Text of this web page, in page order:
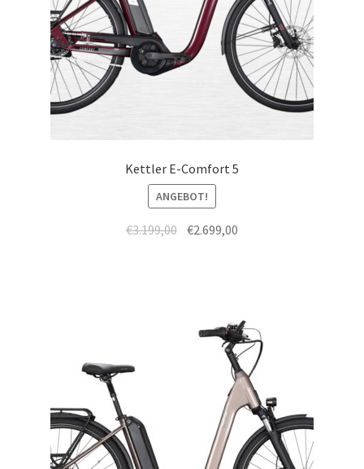
Kettler E-Comfort 5
ANGEBOT!
€3.199,00 €2.699,00